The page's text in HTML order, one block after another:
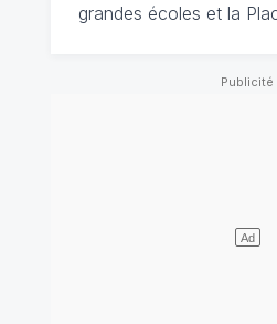
grandes écoles et la